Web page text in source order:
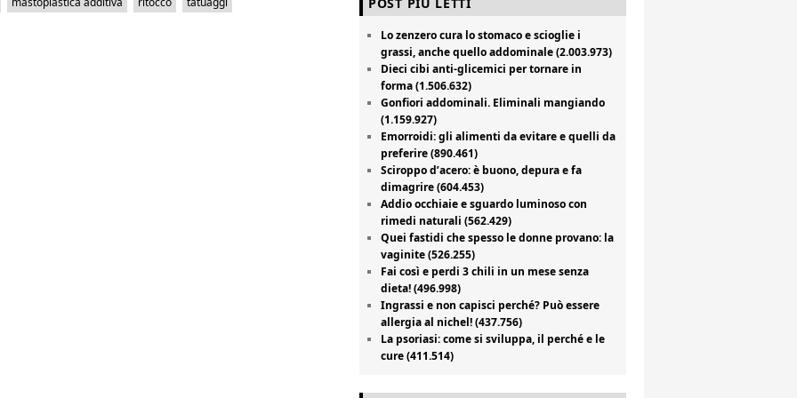
Lo zenzero cura lo stomaco e scioglie i
grassi, anche quello addominale (2.003.973)
Dieci cibi anti-glicemici per tornare in
forma (1.506.632)
Gonfiori addominali. Eliminali mangiando
(1.159.927)
Emorroidi: gli alimenti da evitare e quelli da
preferire (890.461)
Sciroppo d’acero: è buono, depura e fa
dimagrire (604.453)
Addio occhiaie e sguardo luminoso con
rimedi naturali (562.429)
Quei fastidi che spesso le donne provano: la
vaginite (526.255)
Fai così e perdi 3 chili in un mese senza
dieta! (496.998)
Ingrassi e non capisci perché? Può essere
allergia al nichel! (437.756)
La psoriasi: come si sviluppa, il perché e le
cure (411.514)